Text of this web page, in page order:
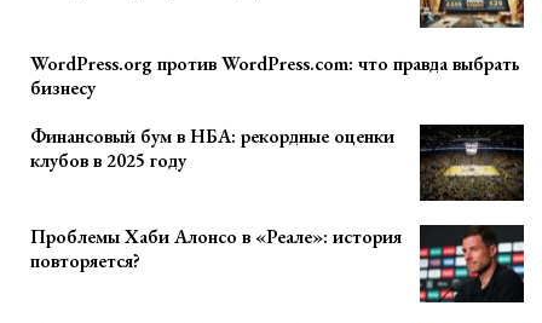
WordPress.org против WordPress.com: что правда выбрать
бизнесу
Финансовый бум в НБА: рекордные оценки
клубов в 2025 году
Проблемы Хаби Алонсо в «Реале»: история
повторяется?